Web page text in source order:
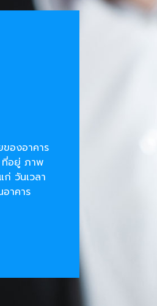
องอาคาร
ที่อยู่ ภาพ
วันเวลา
าคาร